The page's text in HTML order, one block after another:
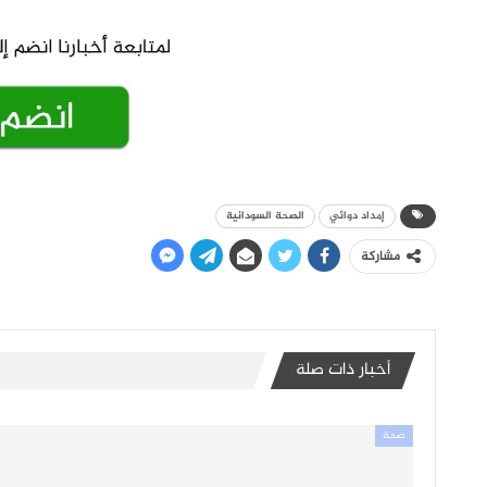
إمداد دوائي الصحة السودانية
مشاركة
أخبار ذات صلة
صحة